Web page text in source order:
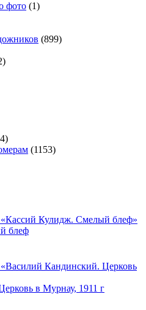
фото (1)
(899)
(1153)
блеф
в Мурнау, 1911 г